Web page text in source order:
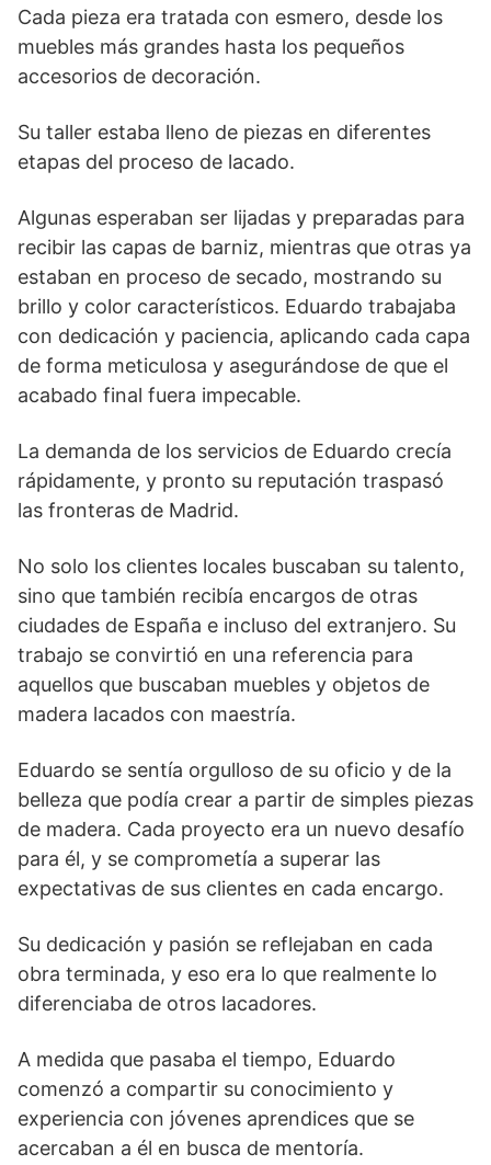
Cada pieza era tratada con esmero, desde los
muebles más grandes hasta los pequeños
accesorios de decoración.
Su taller estaba lleno de piezas en diferentes
etapas del proceso de lacado.
Algunas esperaban ser lijadas y preparadas para
recibir las capas de barniz, mientras que otras ya
estaban en proceso de secado, mostrando su
brillo y color característicos. Eduardo trabajaba
con dedicación y paciencia, aplicando cada capa
de forma meticulosa y asegurándose de que el
acabado final fuera impecable.
La demanda de los servicios de Eduardo crecía
rápidamente, y pronto su reputación traspasó
las fronteras de Madrid.
No solo los clientes locales buscaban su talento,
sino que también recibía encargos de otras
ciudades de España e incluso del extranjero. Su
trabajo se convirtió en una referencia para
aquellos que buscaban muebles y objetos de
madera lacados con maestría.
Eduardo se sentía orgulloso de su oficio y de la
belleza que podía crear a partir de simples piezas
de madera. Cada proyecto era un nuevo desafío
para él, y se comprometía a superar las
expectativas de sus clientes en cada encargo.
Su dedicación y pasión se reflejaban en cada
obra terminada, y eso era lo que realmente lo
diferenciaba de otros lacadores.
A medida que pasaba el tiempo, Eduardo
comenzó a compartir su conocimiento y
experiencia con jóvenes aprendices que se
acercaban a él en busca de mentoría.